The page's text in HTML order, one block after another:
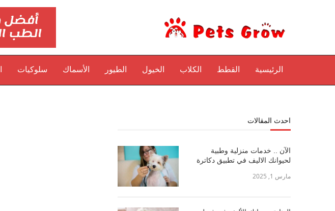
الرئيسية القطط الكلاب الخيول الطيور الأسماك سلوكيات
احدث المقالات
الآن .. خدمات منزلية وطبية
لحيوانك الاليف في تطبيق دكاترة
مارس 1, 2025